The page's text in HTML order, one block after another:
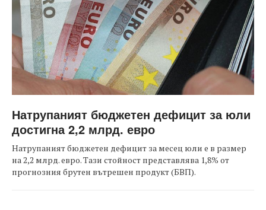
Натрупаният бюджетен дефицит за юли
достигна 2,2 млрд. евро
Натрупаният бюджетен дефицит за месец юли е в размер
на 2,2 млрд. евро. Тази стойност представлява 1,8% от
прогнозния брутен вътрешен продукт (БВП).